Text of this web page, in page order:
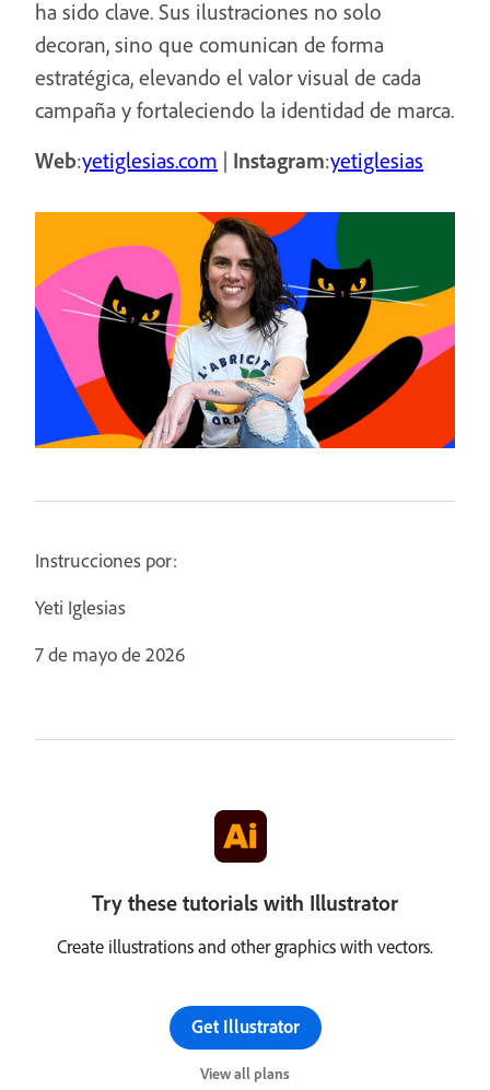
ha sido clave. Sus ilustraciones no solo
decoran, sino que comunican de forma
estratégica, elevando el valor visual de cada
campaña y fortaleciendo la identidad de marca.
Web:yetiglesias.com | Instagram:yetiglesias
Instrucciones por:
Yeti Iglesias
7 de mayo de 2026
Try these tutorials with Illustrator
Create illustrations and other graphics with vectors.
Get Illustrator
View all plans